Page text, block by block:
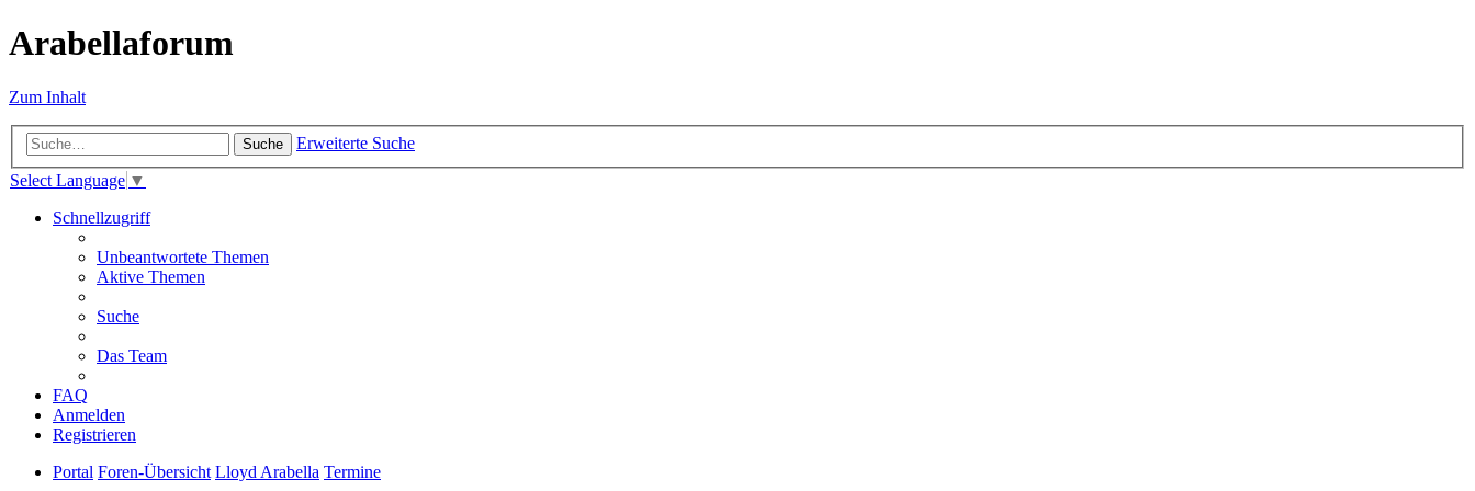
Arabellaforum
Zum Inhalt
Suche
Erweiterte Suche
Select Language ▼
Schnellzugriff
Unbeantwortete Themen
Aktive Themen
Suche
Das Team
FAQ
Anmelden
Registrieren
Portal Foren-Übersicht Lloyd Arabella Termine